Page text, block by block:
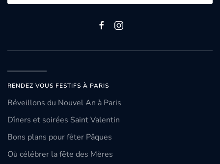
RENDEZ VOUS FESTIFS À PARIS
Réveillons du Nouvel An à Paris
Dîners et soirées Saint Valentin
Bons plans pour fêter Pâques
Où célébrer la fête des Mères